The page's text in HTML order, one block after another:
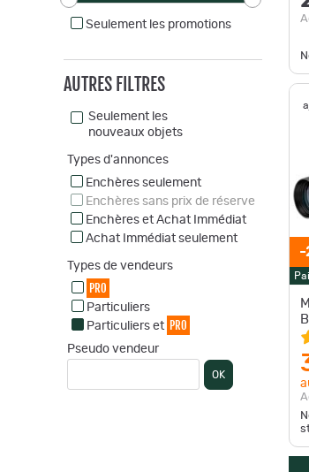
Seulement les promotions
AUTRES FILTRES
Seulement les
nouveaux objets
Types d'annonces
Enchères seulement
Enchères sans prix de réserve
Enchères et Achat Immédiat
Achat Immédiat seulement
Types de vendeurs
PRO
Particuliers
Particuliers et PRO
Pseudo vendeur
OK
-